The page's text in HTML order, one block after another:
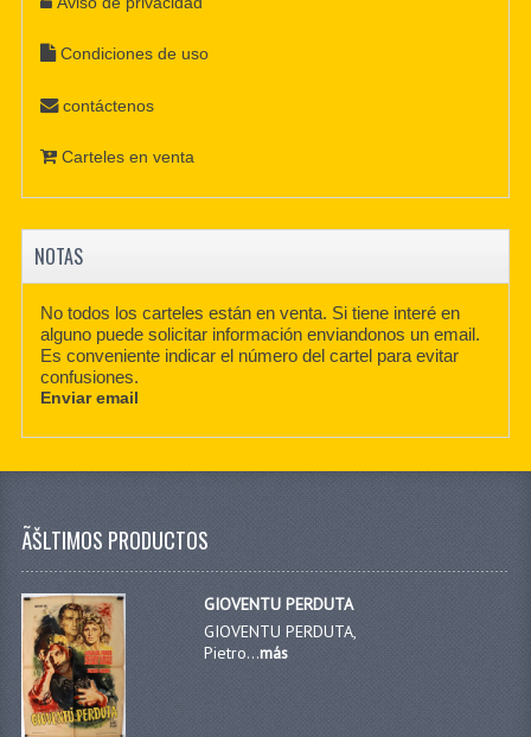
Condiciones de uso
contáctenos
Carteles en venta
NOTAS
No todos los carteles están en venta. Si tiene interé en
alguno puede solicitar información enviandonos un email.
Es conveniente indicar el número del cartel para evitar
confusiones.
Enviar email
ÃŠLTIMOS PRODUCTOS
GIOVENTU PERDUTA
GIOVENTU PERDUTA,
Pietro...más